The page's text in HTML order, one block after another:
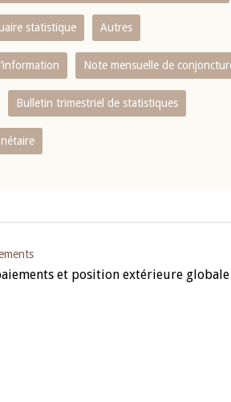
statistique Autres
Note mensuelle de
Bulletin trimestriel de statistiques
et position extérieure